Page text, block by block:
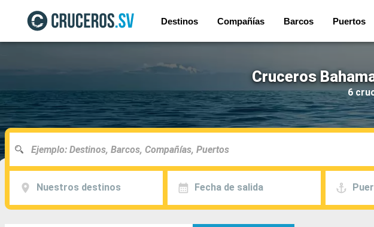
Destinos Compañías Barcos Puertos
Cruceros
6
Nuestros destinos Fecha de salida